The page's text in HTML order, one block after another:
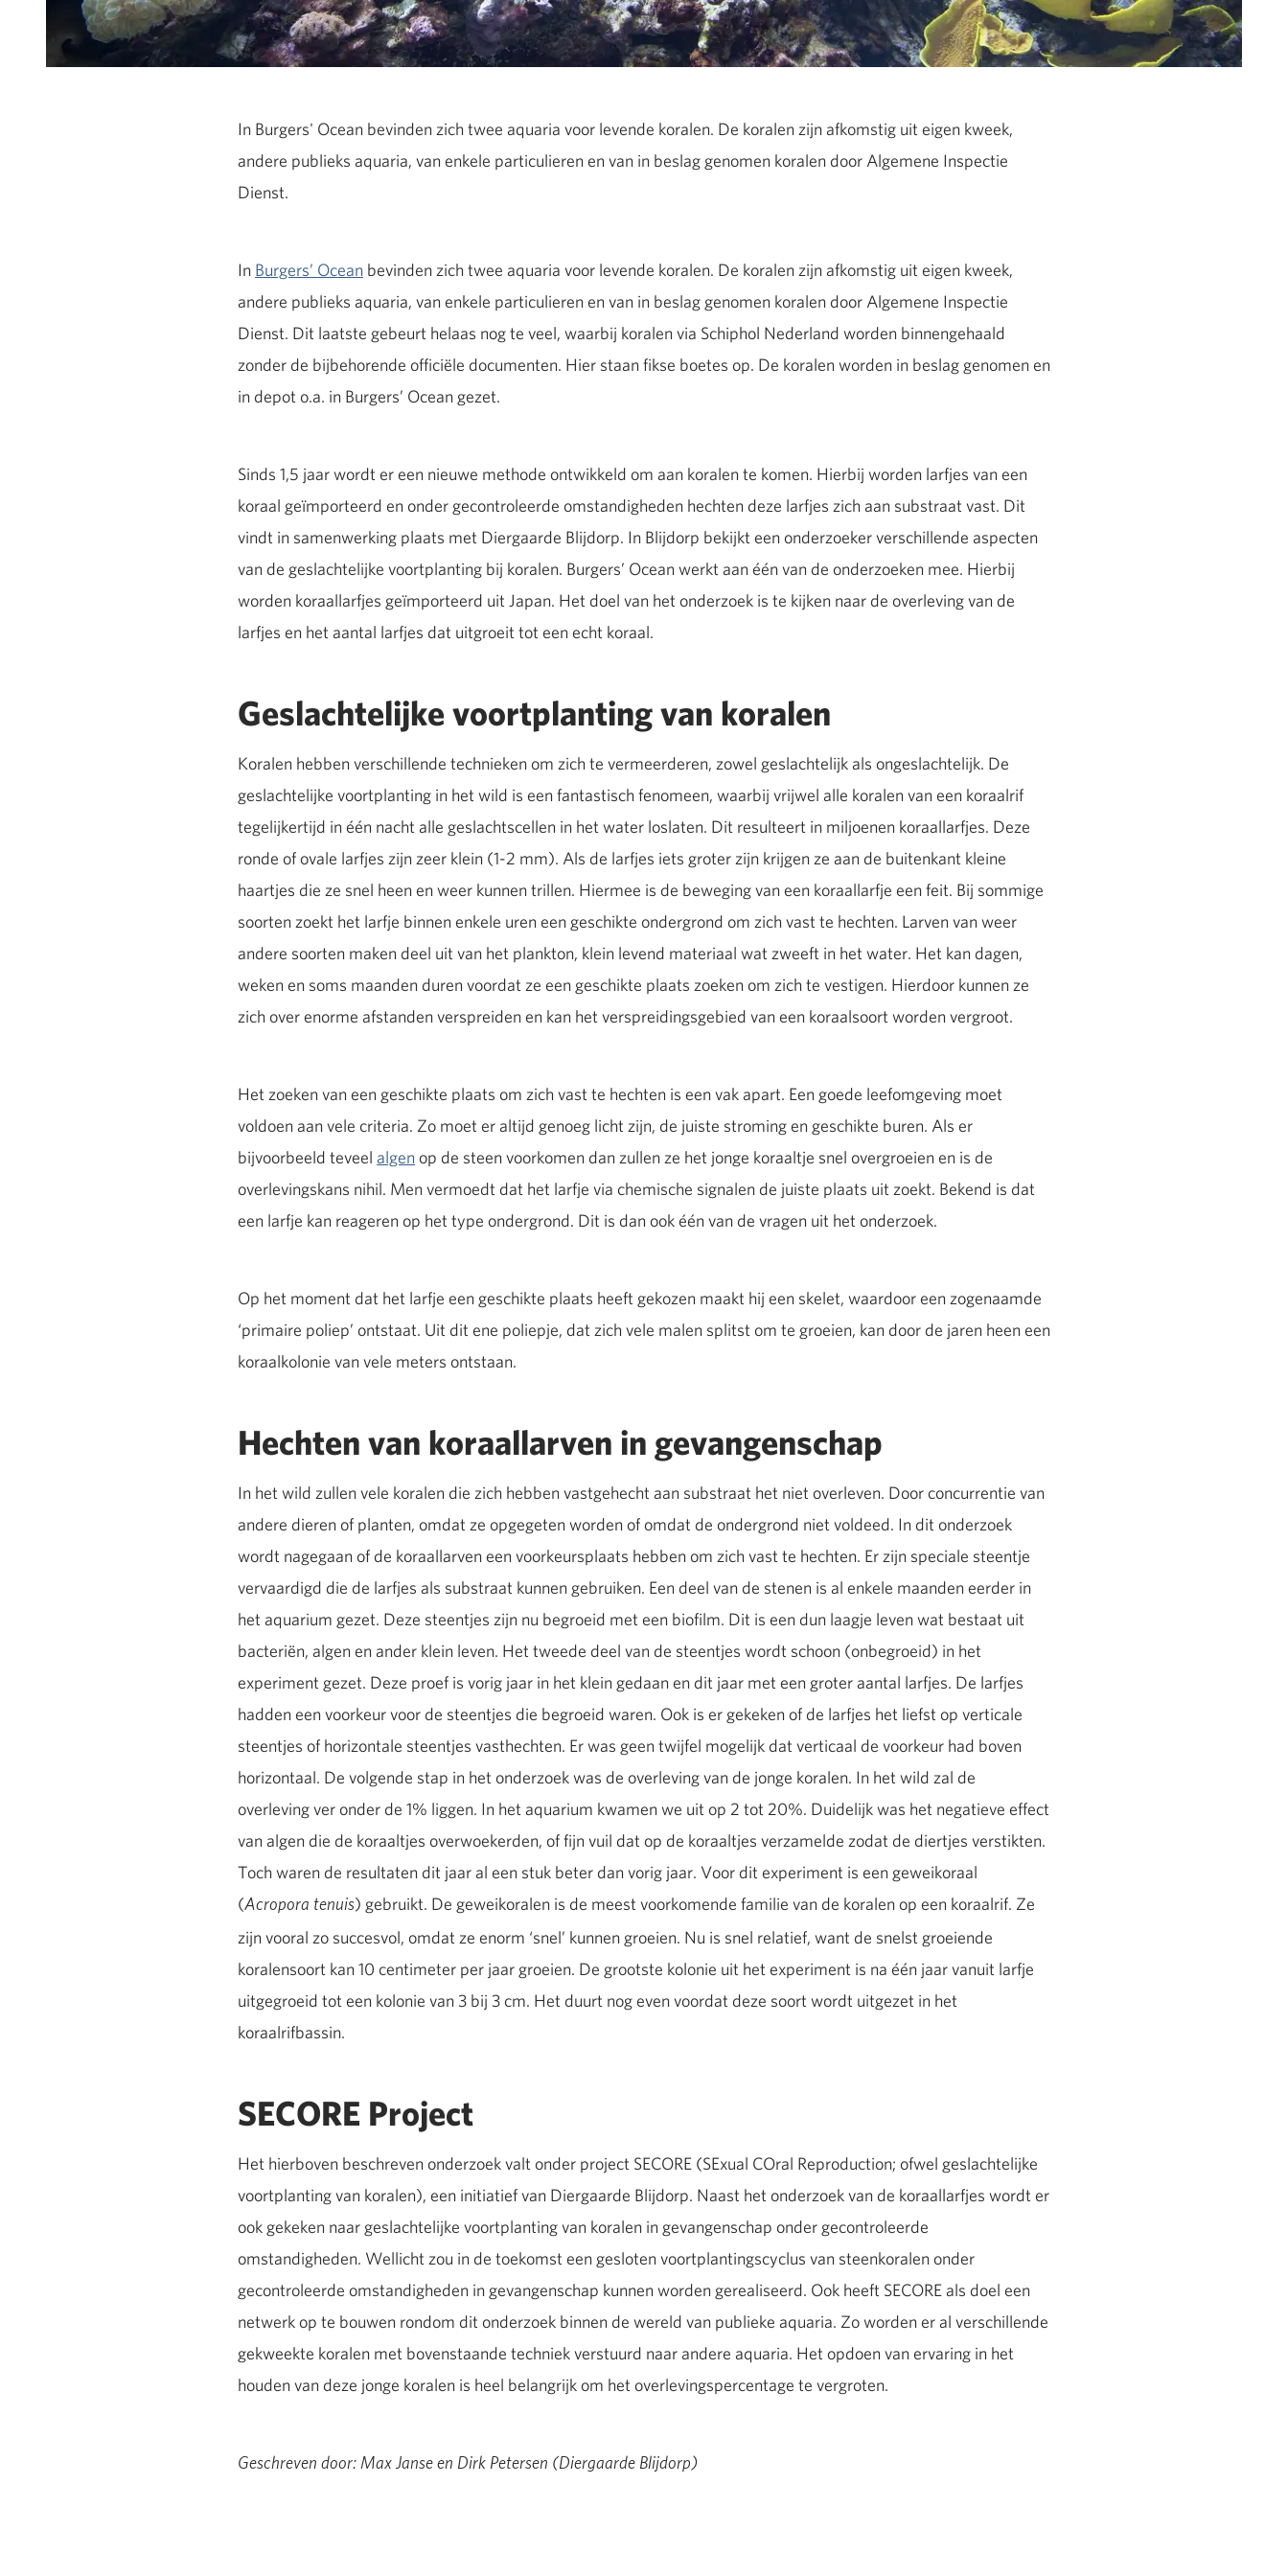
In Burgers' Ocean bevinden zich twee aquaria voor levende koralen. De koralen zijn afkomstig uit eigen kweek,
andere publieks aquaria, van enkele particulieren en van in beslag genomen koralen door Algemene Inspectie
Dienst.
In Burgers’ Ocean bevinden zich twee aquaria voor levende koralen. De koralen zijn afkomstig uit eigen kweek,
andere publieks aquaria, van enkele particulieren en van in beslag genomen koralen door Algemene Inspectie
Dienst. Dit laatste gebeurt helaas nog te veel, waarbij koralen via Schiphol Nederland worden binnengehaald
zonder de bijbehorende officiële documenten. Hier staan fikse boetes op. De koralen worden in beslag genomen en
in depot o.a. in Burgers’ Ocean gezet.
Sinds 1,5 jaar wordt er een nieuwe methode ontwikkeld om aan koralen te komen. Hierbij worden larfjes van een
koraal geïmporteerd en onder gecontroleerde omstandigheden hechten deze larfjes zich aan substraat vast. Dit
vindt in samenwerking plaats met Diergaarde Blijdorp. In Blijdorp bekijkt een onderzoeker verschillende aspecten
van de geslachtelijke voortplanting bij koralen. Burgers’ Ocean werkt aan één van de onderzoeken mee. Hierbij
worden koraallarfjes geïmporteerd uit Japan. Het doel van het onderzoek is te kijken naar de overleving van de
larfjes en het aantal larfjes dat uitgroeit tot een echt koraal.
Geslachtelijke voortplanting van koralen
Koralen hebben verschillende technieken om zich te vermeerderen, zowel geslachtelijk als ongeslachtelijk. De
geslachtelijke voortplanting in het wild is een fantastisch fenomeen, waarbij vrijwel alle koralen van een koraalrif
tegelijkertijd in één nacht alle geslachtscellen in het water loslaten. Dit resulteert in miljoenen koraallarfjes. Deze
ronde of ovale larfjes zijn zeer klein (1-2 mm). Als de larfjes iets groter zijn krijgen ze aan de buitenkant kleine
haartjes die ze snel heen en weer kunnen trillen. Hiermee is de beweging van een koraallarfje een feit. Bij sommige
soorten zoekt het larfje binnen enkele uren een geschikte ondergrond om zich vast te hechten. Larven van weer
andere soorten maken deel uit van het plankton, klein levend materiaal wat zweeft in het water. Het kan dagen,
weken en soms maanden duren voordat ze een geschikte plaats zoeken om zich te vestigen. Hierdoor kunnen ze
zich over enorme afstanden verspreiden en kan het verspreidingsgebied van een koraalsoort worden vergroot.
Het zoeken van een geschikte plaats om zich vast te hechten is een vak apart. Een goede leefomgeving moet
voldoen aan vele criteria. Zo moet er altijd genoeg licht zijn, de juiste stroming en geschikte buren. Als er
bijvoorbeeld teveel algen op de steen voorkomen dan zullen ze het jonge koraaltje snel overgroeien en is de
overlevingskans nihil. Men vermoedt dat het larfje via chemische signalen de juiste plaats uit zoekt. Bekend is dat
een larfje kan reageren op het type ondergrond. Dit is dan ook één van de vragen uit het onderzoek.
Op het moment dat het larfje een geschikte plaats heeft gekozen maakt hij een skelet, waardoor een zogenaamde
‘primaire poliep’ ontstaat. Uit dit ene poliepje, dat zich vele malen splitst om te groeien, kan door de jaren heen een
koraalkolonie van vele meters ontstaan.
Hechten van koraallarven in gevangenschap
In het wild zullen vele koralen die zich hebben vastgehecht aan substraat het niet overleven. Door concurrentie van
andere dieren of planten, omdat ze opgegeten worden of omdat de ondergrond niet voldeed. In dit onderzoek
wordt nagegaan of de koraallarven een voorkeursplaats hebben om zich vast te hechten. Er zijn speciale steentje
vervaardigd die de larfjes als substraat kunnen gebruiken. Een deel van de stenen is al enkele maanden eerder in
het aquarium gezet. Deze steentjes zijn nu begroeid met een biofilm. Dit is een dun laagje leven wat bestaat uit
bacteriën, algen en ander klein leven. Het tweede deel van de steentjes wordt schoon (onbegroeid) in het
experiment gezet. Deze proef is vorig jaar in het klein gedaan en dit jaar met een groter aantal larfjes. De larfjes
hadden een voorkeur voor de steentjes die begroeid waren. Ook is er gekeken of de larfjes het liefst op verticale
steentjes of horizontale steentjes vasthechten. Er was geen twijfel mogelijk dat verticaal de voorkeur had boven
horizontaal. De volgende stap in het onderzoek was de overleving van de jonge koralen. In het wild zal de
overleving ver onder de 1% liggen. In het aquarium kwamen we uit op 2 tot 20%. Duidelijk was het negatieve effect
van algen die de koraaltjes overwoekerden, of fijn vuil dat op de koraaltjes verzamelde zodat de diertjes verstikten.
Toch waren de resultaten dit jaar al een stuk beter dan vorig jaar. Voor dit experiment is een geweikoraal
(Acropora tenuis) gebruikt. De geweikoralen is de meest voorkomende familie van de koralen op een koraalrif. Ze
zijn vooral zo succesvol, omdat ze enorm ‘snel’ kunnen groeien. Nu is snel relatief, want de snelst groeiende
koralensoort kan 10 centimeter per jaar groeien. De grootste kolonie uit het experiment is na één jaar vanuit larfje
uitgegroeid tot een kolonie van 3 bij 3 cm. Het duurt nog even voordat deze soort wordt uitgezet in het
koraalrifbassin.
SECORE Project
Het hierboven beschreven onderzoek valt onder project SECORE (SExual COral Reproduction; ofwel geslachtelijke
voortplanting van koralen), een initiatief van Diergaarde Blijdorp. Naast het onderzoek van de koraallarfjes wordt er
ook gekeken naar geslachtelijke voortplanting van koralen in gevangenschap onder gecontroleerde
omstandigheden. Wellicht zou in de toekomst een gesloten voortplantingscyclus van steenkoralen onder
gecontroleerde omstandigheden in gevangenschap kunnen worden gerealiseerd. Ook heeft SECORE als doel een
netwerk op te bouwen rondom dit onderzoek binnen de wereld van publieke aquaria. Zo worden er al verschillende
gekweekte koralen met bovenstaande techniek verstuurd naar andere aquaria. Het opdoen van ervaring in het
houden van deze jonge koralen is heel belangrijk om het overlevingspercentage te vergroten.
Geschreven door: Max Janse en Dirk Petersen (Diergaarde Blijdorp)